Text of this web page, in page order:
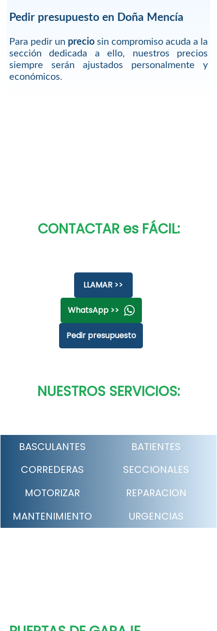
Pedir presupuesto en Doña Mencía
Para pedir un preciosin compromiso acuda a la
sección dedicada a ello, nuestros precios
siempre serán ajustados personalmente y
económicos.
CONTACTAR es FÁCIL:
LLAMAR >>
WhatsApp >>
Pedir presupuesto
NUESTROS SERVICIOS:
BASCULANTES
BATIENTES
CORREDERAS
SECCIONALES
MOTORIZAR
REPARACION
MANTENIMIENTO
URGENCIAS